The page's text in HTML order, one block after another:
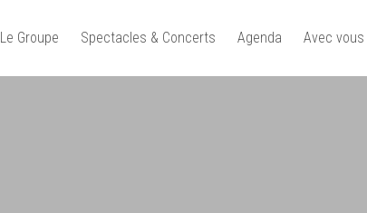
Le Groupe Spectacles & Concerts Agenda Avec vous